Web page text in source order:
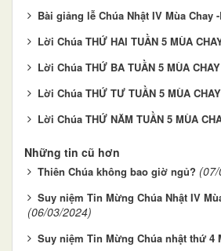
Bài giảng lễ Chúa Nhật IV Mùa Chay
Lời Chúa THỨ HAI TUẦN 5 MÙA
Lời Chúa THỨ BA TUẦN 5 MÙA CHAY
Lời Chúa THỨ TƯ TUẦN 5 MÙA CHAY
Lời Chúa THỨ NĂM TUẦN 5 MÙA
Những tin cũ hơn
Thiên Chúa không bao giờ ngủ?
Suy niệm Tin Mừng Chúa Nhật IV
(06/03/2024)
Suy niệm Tin Mừng Chúa nhật thứ 4